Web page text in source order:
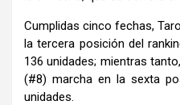
Cumplidas cinco fechas,
la tercera posición del
136 unidades; mientras
(#8) marcha en la sexta
unidades.